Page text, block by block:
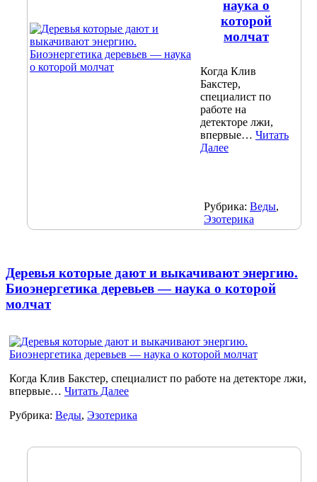
наука о
которой
молчат
Когда Клив
Бакстер,
специалист по
работе на
детекторе лжи,
впервые… Читать
Далее
Рубрика: Веды,
Эзотерика
Деревья которые дают и выкачивают энергию.
Биоэнергетика деревьев — наука о которой
молчат
Когда Клив Бакстер, специалист по работе на детекторе лжи,
впервые… Читать Далее
Рубрика: Веды, Эзотерика